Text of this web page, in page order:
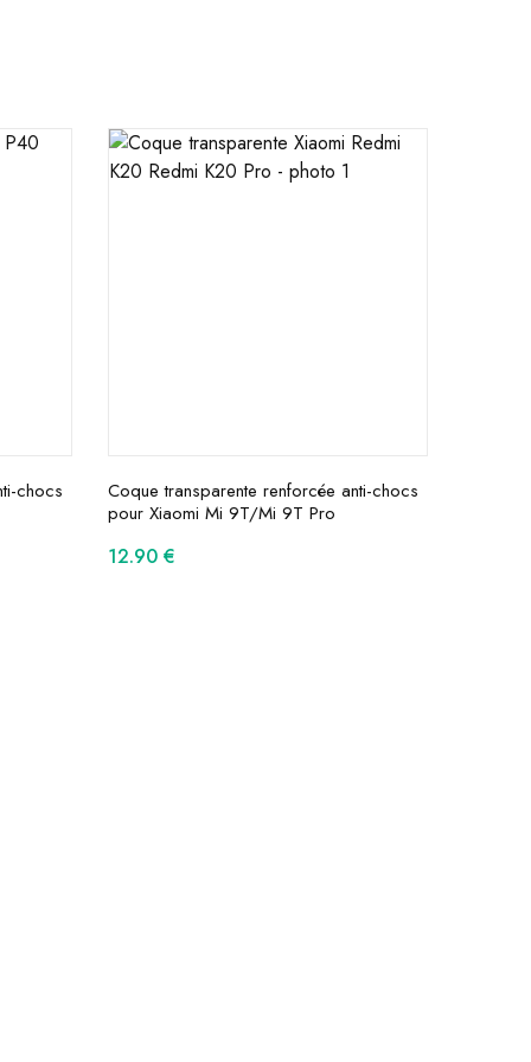
chocs
Coque transparente renforcée anti-chocs
pour Xiaomi Mi 9T/Mi 9T Pro
12.90 €